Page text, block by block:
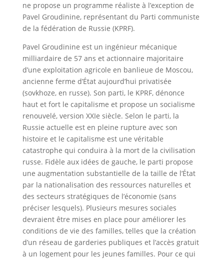
ne propose un programme réaliste à l’exception de
Pavel Groudinine, représentant du Parti communiste
de la fédération de Russie (KPRF).
Pavel Groudinine est un ingénieur mécanique
milliardaire de 57 ans et actionnaire majoritaire
d’une exploitation agricole en banlieue de Moscou,
ancienne ferme d’État aujourd’hui privatisée
(sovkhoze, en russe). Son parti, le KPRF, dénonce
haut et fort le capitalisme et propose un socialisme
renouvelé, version XXIe siècle. Selon le parti, la
Russie actuelle est en pleine rupture avec son
histoire et le capitalisme est une véritable
catastrophe qui conduira à la mort de la civilisation
russe. Fidèle aux idées de gauche, le parti propose
une augmentation substantielle de la taille de l’État
par la nationalisation des ressources naturelles et
des secteurs stratégiques de l’économie (sans
préciser lesquels). Plusieurs mesures sociales
devraient être mises en place pour améliorer les
conditions de vie des familles, telles que la création
d’un réseau de garderies publiques et l’accès gratuit
à un logement pour les jeunes familles. Pour ce qui